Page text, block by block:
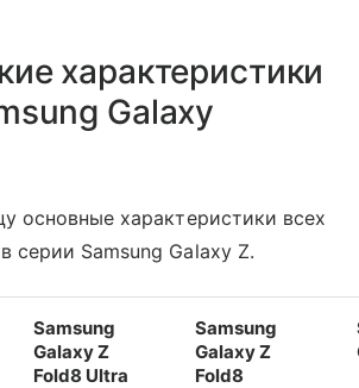
характеристики
Galaxy
основные характеристики всех
серии Samsung Galaxy Z.
Samsung
Galaxy Z
Fold8 Ultra
Samsung
Galaxy Z
Fold8